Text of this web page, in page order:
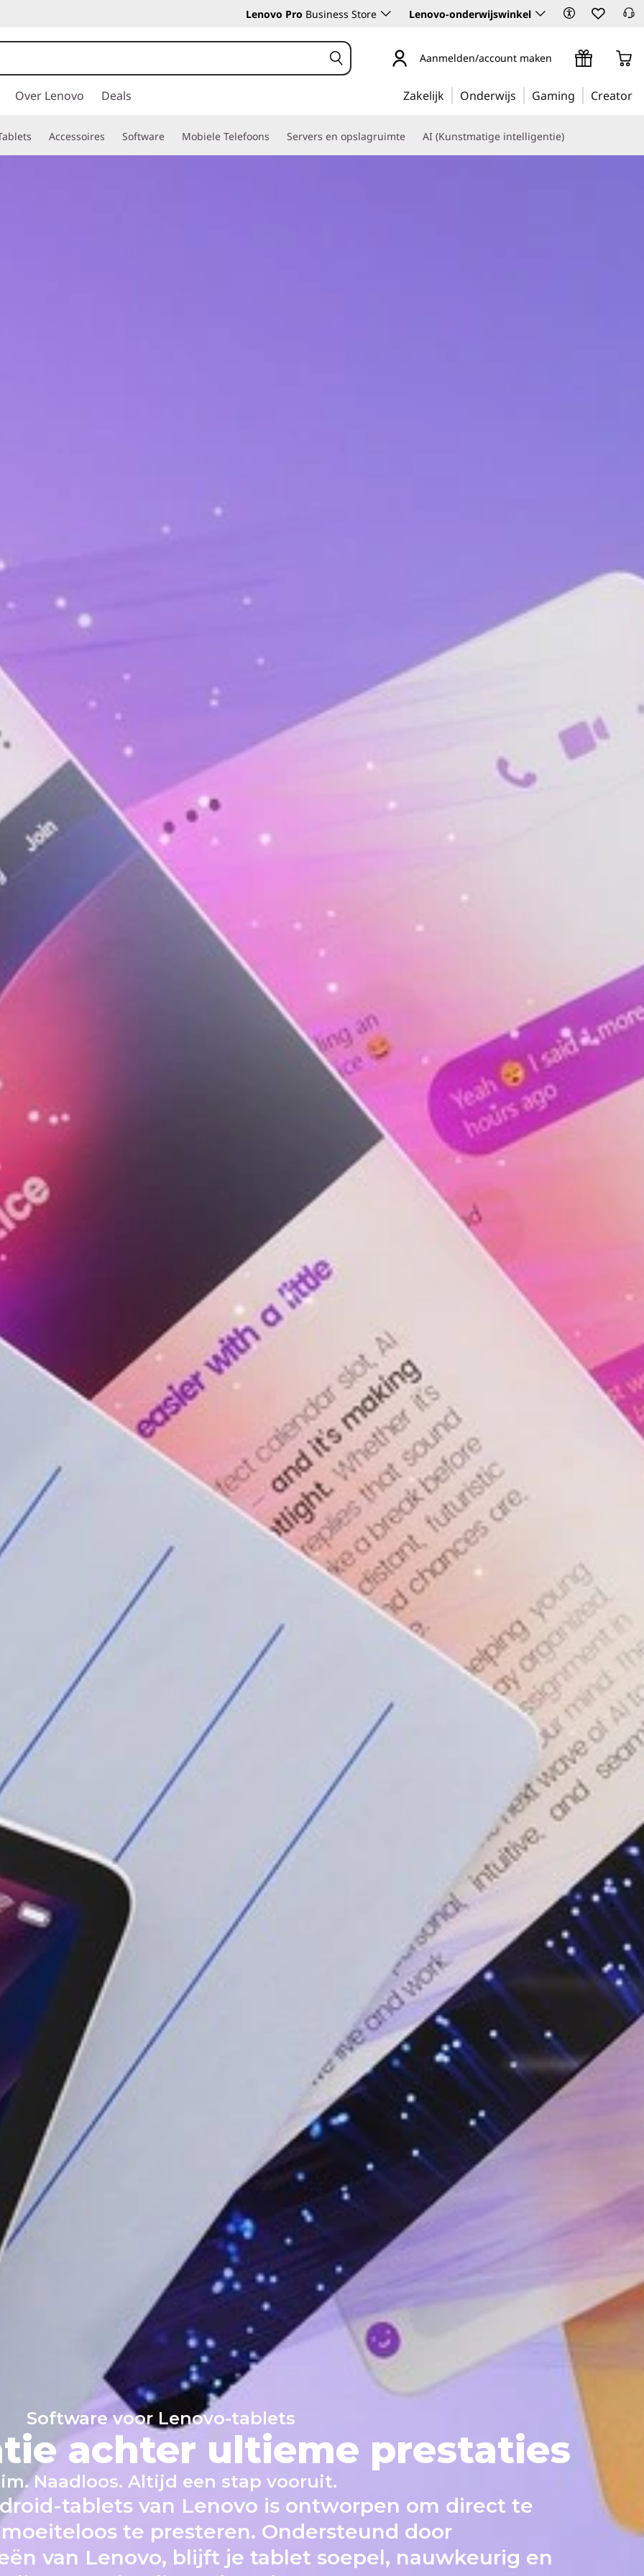
Lenovo Pro Business Store Lenovo-onderwijswinkel
Aanmelden/account maken
Over Lenovo Deals Zakelijk Onderwijs Gaming Creator
Accessoires Software Mobiele Telefoons Servers en opslagruimte AI (Kunstmatige intelligentie)
Software voor Lenovo-tablets
achter ultieme prestaties
Naadloos. Altijd een stap vooruit.
tablets van Lenovo is ontworpen om direct te
te presteren. Ondersteund door
van Lenovo, blijft je tablet soepel, nauwkeurig en